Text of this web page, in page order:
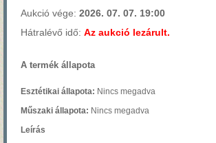
Aukció vége: 2026. 07. 07. 19:00
Hátralévő idő: Az aukció lezárult.
A termék állapota
Esztétikai állapota: Nincs megadva
Műszaki állapota: Nincs megadva
Leírás